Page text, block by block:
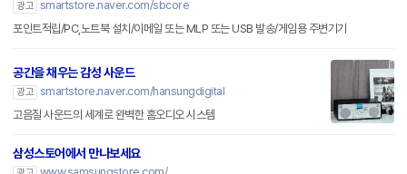
광고 smartstore.naver.com/sbcore
포인트적립/PC,노트북 설치/이메일 또는 MLP 또는 USB 발송/게임용 주변기기
공간을 채우는 감성 사운드
광고 smartstore.naver.com/hansungdigital
고음질 사운드의 세계로 완벽한 홈오디오 시스템
삼성스토어에서 만나보세요